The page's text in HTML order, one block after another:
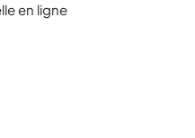
en ligne